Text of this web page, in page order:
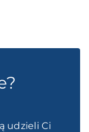
udzieli Ci